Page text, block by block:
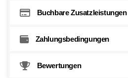
Buchbare Zusatzleistungen
Zahlungsbedingungen
Bewertungen